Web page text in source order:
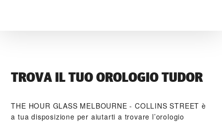
TROVA IL TUO OROLOGIO TUDOR
‭THE HOUR GLASS MELBOURNE - COLLINS STREET‬ è
a tua disposizione per aiutarti a trovare l’orologio